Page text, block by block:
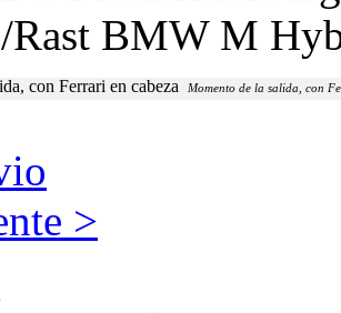
Rast BMW M
Momento de la salida, con
>